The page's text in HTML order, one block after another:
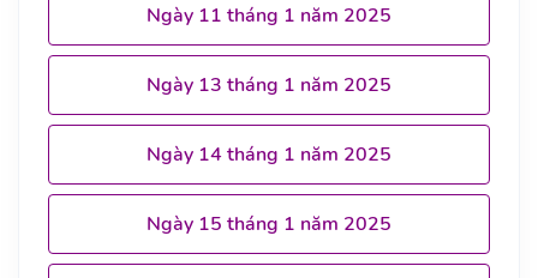
Ngày 11 tháng 1 năm 2025
Ngày 13 tháng 1 năm 2025
Ngày 14 tháng 1 năm 2025
Ngày 15 tháng 1 năm 2025